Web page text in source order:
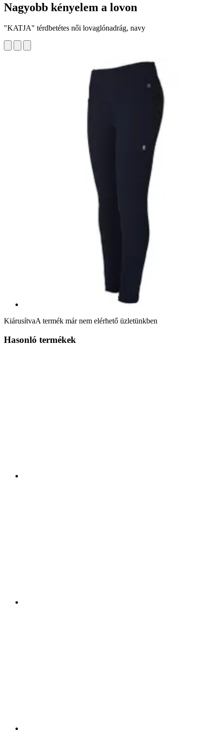
Nagyobb kényelem a lovon
"KATJA" térdbetétes női lovaglónadrág, navy
KiárusítvaA termék már nem elérhető üzletünkben
Hasonló termékek